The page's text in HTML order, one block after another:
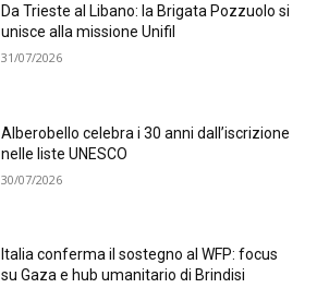
Da Trieste al Libano: la Brigata Pozzuolo si
unisce alla missione Unifil
31/07/2026
Alberobello celebra i 30 anni dall’iscrizione
nelle liste UNESCO
30/07/2026
Italia conferma il sostegno al WFP: focus
su Gaza e hub umanitario di Brindisi